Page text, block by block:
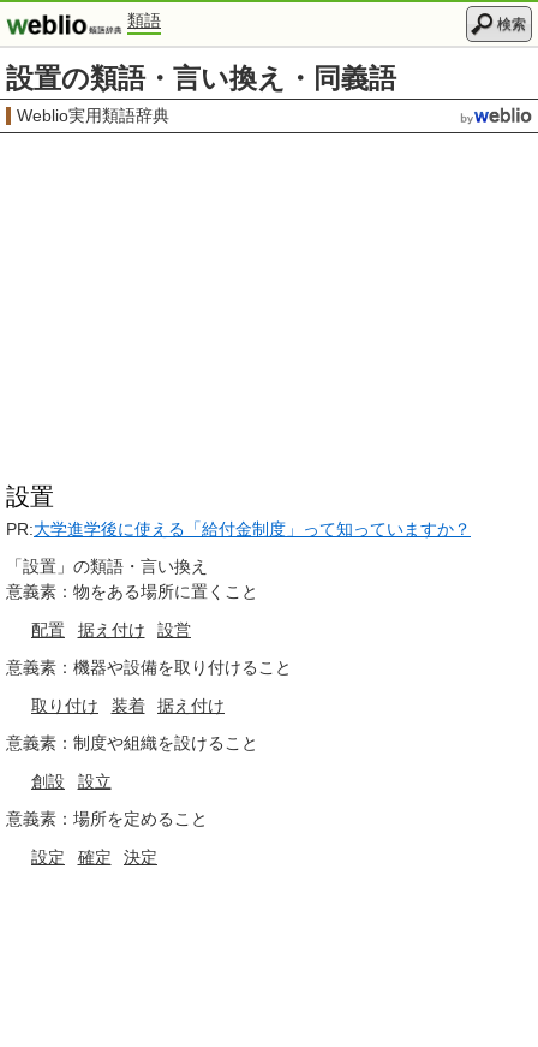
類語 検索
設置の類語・言い換え・同義語
Weblio実用類語辞典
設置
PR:大学進学後に使える「給付金制度」って知っていますか？
「設置」の類語・言い換え
意義素：物をある場所に置くこと
配置
据え付け
設営
意義素：機器や設備を取り付けること
取り付け
装着
据え付け
意義素：制度や組織を設けること
創設
設立
意義素：場所を定めること
設定
確定 決定